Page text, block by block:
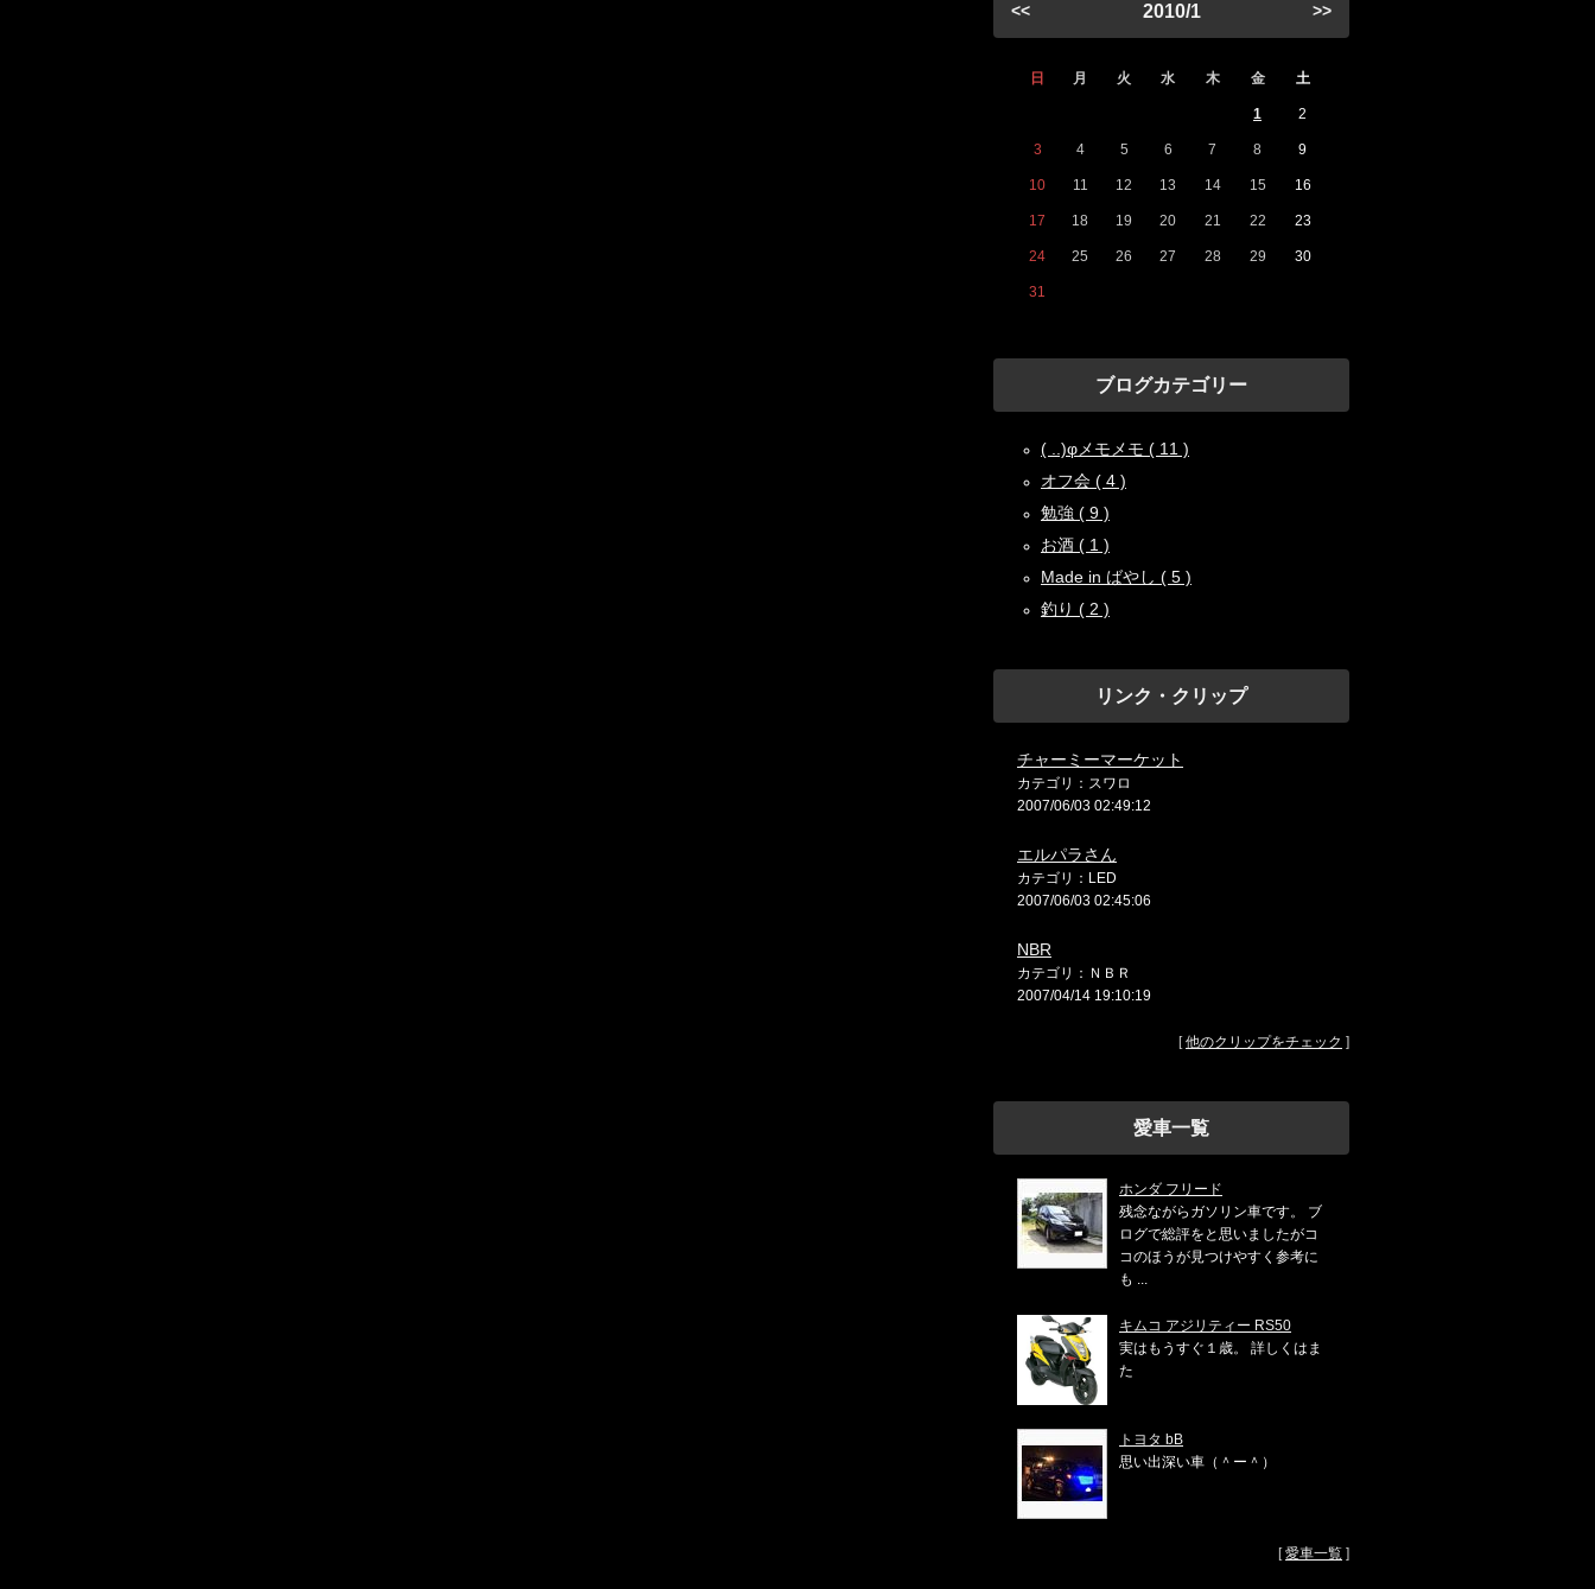
<< 2010/1 >>
日 月 火 水 木 金 土
1 2
3 4 5 6 7 8 9
10 11 12 13 14 15 16
17 18 19 20 21 22 23
24 25 26 27 28 29 30
31
ブログカテゴリー
( ..)φメモメモ ( 11 )
オフ会 ( 4 )
勉強 ( 9 )
お酒 ( 1 )
Made in ばやし ( 5 )
釣り ( 2 )
リンク・クリップ
チャーミーマーケット
カテゴリ：スワロ
2007/06/03 02:49:12
エルパラさん
カテゴリ：LED
2007/06/03 02:45:06
NBR
カテゴリ：ＮＢＲ
2007/04/14 19:10:19
[他のクリップをチェック ]
愛車一覧
ホンダ フリード
残念ながらガソリン車です。 ブ
ログで総評をと思いましたがコ
コのほうが見つけやすく参考に
も ...
キムコ アジリティー RS50
実はもうすぐ１歳。 詳しくはま
た
トヨタ bB
思い出深い車（＾ー＾）
[愛車一覧 ]